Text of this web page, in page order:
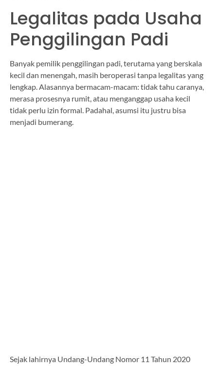
Legalitas pada Usaha
Penggilingan Padi
Banyak pemilik penggilingan padi, terutama yang berskala
kecil dan menengah, masih beroperasi tanpa legalitas yang
lengkap. Alasannya bermacam-macam: tidak tahu caranya,
merasa prosesnya rumit, atau menganggap usaha kecil
tidak perlu izin formal. Padahal, asumsi itu justru bisa
menjadi bumerang.
Sejak lahirnya Undang-Undang Nomor 11 Tahun 2020